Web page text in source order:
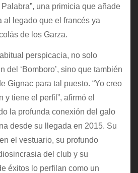
una primicia que añade
al legado que el francés ya
de los Garza.
perspicacia, no solo
del ‘Bomboro’, sino que también
Gignac para tal puesto. “Yo creo
y tiene el perfil”, afirmó el
la profunda conexión del galo
desde su llegada en 2015. Su
el vestuario, su profundo
del club y su
éxitos lo perfilan como un